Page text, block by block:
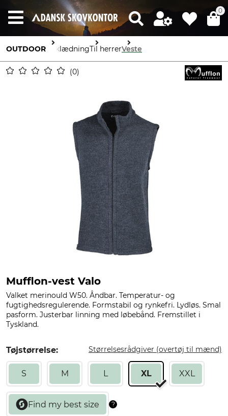
0
OUTDOOR BeklædningTil herrerVeste
0
Mufflon-vest Valo
Valket merinould W50. Åndbar. Temperatur- og
fugtighedsregulerende. Formstabil og rynkefri. Lydløs. Smal
pasform. Justerbar linning med løbebånd. Fremstillet i
Tyskland.
Tøjstørrelse: Størrelsesrådgiver (overtøj til mænd)
S M L XL XXL